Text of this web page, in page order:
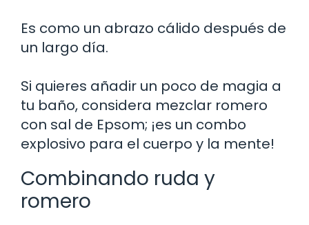
Es como un abrazo cálido después de
un largo día.
Si quieres añadir un poco de magia a
tu baño, considera mezclar romero
con sal de Epsom; ¡es un combo
explosivo para el cuerpo y la mente!
Combinando ruda y
romero